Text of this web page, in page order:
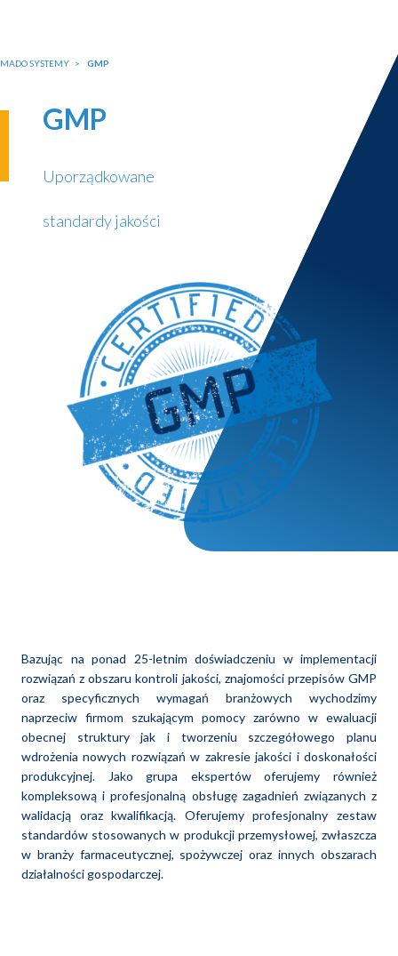
GMP
Uporządkowane
standardy jakości
MADO SYSTEMY GMP
Bazując na ponad 25-letnim doświadczeniu w implementacji
rozwiązań z obszaru kontroli jakości, znajomości przepisów GMP
oraz specyficznych wymagań branżowych wychodzimy
naprzeciw firmom szukającym pomocy zarówno w ewaluacji
obecnej struktury jak i tworzeniu szczegółowego planu
wdrożenia nowych rozwiązań w zakresie jakości i doskonałości
produkcyjnej. Jako grupa ekspertów oferujemy również
kompleksową i profesjonalną obsługę zagadnień związanych z
walidacją oraz kwalifikacją. Oferujemy profesjonalny zestaw
standardów stosowanych w produkcji przemysłowej, zwłaszcza
w branży farmaceutycznej, spożywczej oraz innych obszarach
działalności gospodarczej.